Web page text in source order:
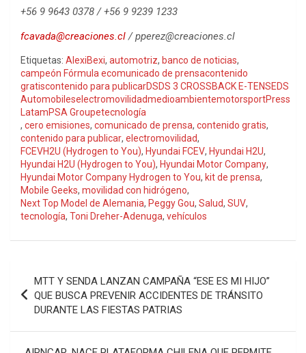
+56 9 9643 0378 / +56 9 9239 1233
fcavada@creaciones.cl/pperez@creaciones.cl
Etiquetas: AlexiBexi, automotriz, banco de noticias,
campeón Fórmula ecomunicado de prensacontenido
gratiscontenido para publicarDSDS 3 CROSSBACK E-TENSEDS
AutomobileselectromovilidadmedioambientemotorsportPress
LatamPSA Groupetecnología
, cero emisiones, comunicado de prensa, contenido gratis,
contenido para publicar, electromovilidad,
FCEVH2U (Hydrogen to You), Hyundai FCEV, Hyundai H2U,
Hyundai H2U (Hydrogen to You), Hyundai Motor Company,
Hyundai Motor Company Hydrogen to You, kit de prensa,
Mobile Geeks, movilidad con hidrógeno,
Next Top Model de Alemania, Peggy Gou, Salud, SUV,
tecnología, Toni Dreher-Adenuga, vehículos
de
entradas
MTT Y SENDA LANZAN CAMPAÑA “ESE ES MI HIJO”
QUE BUSCA PREVENIR ACCIDENTES DE TRÁNSITO
DURANTE LAS FIESTAS PATRIAS